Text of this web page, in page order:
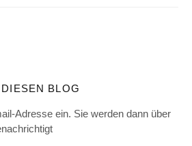
BLOG
Adresse ein. Sie werden dann über